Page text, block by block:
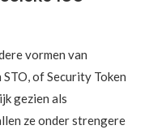
vormen van
of Security Token
gezien als
ze onder strengere